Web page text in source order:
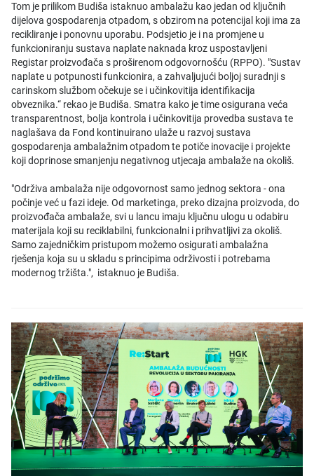
Tom je prilikom Budiša istaknuo ambalažu kao jedan od ključnih
dijelova gospodarenja otpadom, s obzirom na potencijal koji ima za
recikliranje i ponovnu uporabu. Podsjetio je i na promjene u
funkcioniranju sustava naplate naknada kroz uspostavljeni
Registar proizvođača s proširenom odgovornošću (RPPO). "Sustav
naplate u potpunosti funkcionira, a zahvaljujući boljoj suradnji s
carinskom službom očekuje se i učinkovitija identifikacija
obveznika.“ rekao je Budiša. Smatra kako je time osigurana veća
transparentnost, bolja kontrola i učinkovitija provedba sustava te
naglašava da Fond kontinuirano ulaže u razvoj sustava
gospodarenja ambalažnim otpadom te potiče inovacije i projekte
koji doprinose smanjenju negativnog utjecaja ambalaže na okoliš.
"Održiva ambalaža nije odgovornost samo jednog sektora - ona
počinje već u fazi ideje. Od marketinga, preko dizajna proizvoda, do
proizvođača ambalaže, svi u lancu imaju ključnu ulogu u odabiru
materijala koji su reciklabilni, funkcionalni i prihvatljivi za okoliš.
Samo zajedničkim pristupom možemo osigurati ambalažna
rješenja koja su u skladu s principima održivosti i potrebama
modernog tržišta.", istaknuo je Budiša.